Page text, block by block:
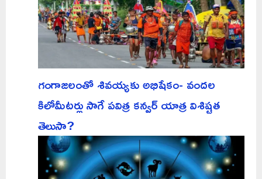
గంగాజలంతో శివయ్యకు అభిషేకం- వందల
కిలోమీటర్లు సాగే పవిత్ర కన్వర్ యాత్ర విశిష్టత
తెలుసా?